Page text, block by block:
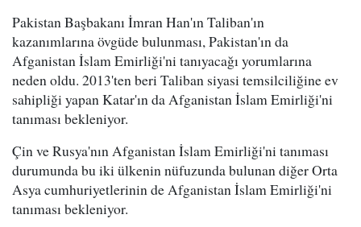
Pakistan Başbakanı İmran Han'ın Taliban'ın
kazanımlarına övgüde bulunması, Pakistan'ın da
Afganistan İslam Emirliği'ni tanıyacağı yorumlarına
neden oldu. 2013'ten beri Taliban siyasi temsilciliğine ev
sahipliği yapan Katar'ın da Afganistan İslam Emirliği'ni
tanıması bekleniyor.
Çin ve Rusya'nın Afganistan İslam Emirliği'ni tanıması
durumunda bu iki ülkenin nüfuzunda bulunan diğer Orta
Asya cumhuriyetlerinin de Afganistan İslam Emirliği'ni
tanıması bekleniyor.